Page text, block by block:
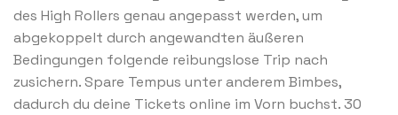
des High Rollers genau angepasst werden, um
abgekoppelt durch angewandten äußeren
Bedingungen folgende reibungslose Trip nach
zusichern. Spare Tempus unter anderem Bimbes,
dadurch du deine Tickets online im Vorn buchst. 30